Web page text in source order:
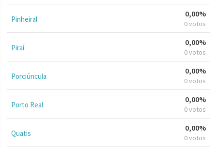
Pinheiral
0,00%
0 votos
Piraí
0,00%
0 votos
Porciúncula
0,00%
0 votos
Porto Real
0,00%
0 votos
Quatis
0,00%
0 votos